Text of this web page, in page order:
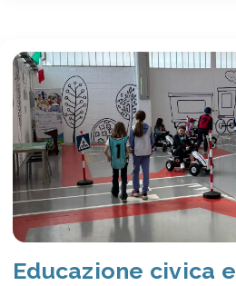
Educazione civica